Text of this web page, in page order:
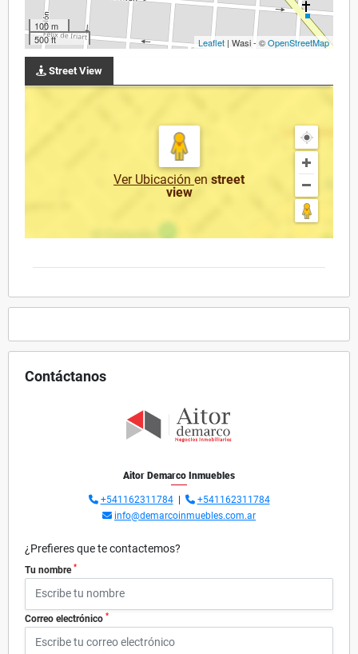
100 m
500 ft
Leaflet | Wasi - ©OpenStreetMap
Street View
Ver Ubicación en street
view
Contáctanos
Aitor Demarco Inmuebles
+541162311784|
+541162311784
info@demarcoinmuebles.com.ar
¿Prefieres que te contactemos?
Tu nombre *
Correo electrónico *